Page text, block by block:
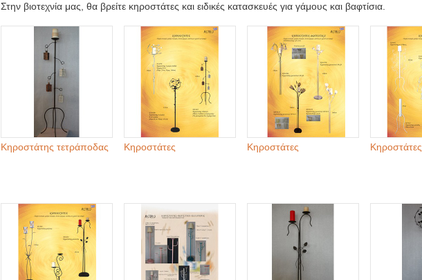
Στην βιοτεχνία μας, θα βρείτε κηροστάτες και ειδικές κατασκευές για γάμους και βαφτίσια.
Kηροστάτης τετράποδας Κηροστάτες Κηροστάτες Κηροστάτες